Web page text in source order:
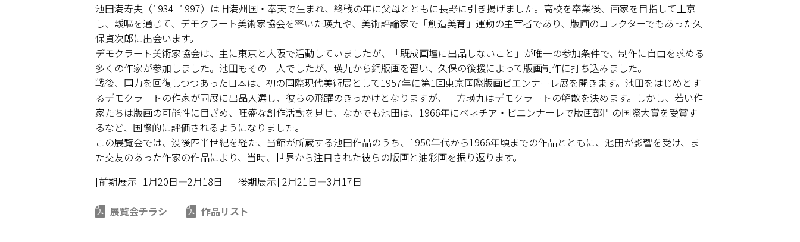
池田満寿夫（1934–1997）は旧満州国・奉天で生まれ、終戦の年に父母とともに長野に引き揚げました。高校を卒業後、画家を目指して上京
し、靉嘔を通じて、デモクラート美術家協会を率いた瑛九や、美術評論家で「創造美育」運動の主宰者であり、版画のコレクターでもあった久
保貞次郎に出会います。
デモクラート美術家協会は、主に東京と大阪で活動していましたが、「既成画壇に出品しないこと」が唯一の参加条件で、制作に自由を求める
多くの作家が参加しました。池田もその一人でしたが、瑛九から銅版画を習い、久保の後援によって版画制作に打ち込みました。
戦後、国力を回復しつつあった日本は、初の国際現代美術展として1957年に第1回東京国際版画ビエンナーレ展を開きます。池田をはじめとす
るデモクラートの作家が同展に出品入選し、彼らの飛躍のきっかけとなりますが、一方瑛九はデモクラートの解散を決めます。しかし、若い作
家たちは版画の可能性に目ざめ、旺盛な創作活動を見せ、なかでも池田は、1966年にベネチア・ビエンナーレで版画部門の国際大賞を受賞す
るなど、国際的に評価されるようになりました。
この展覧会では、没後四半世紀を経た、当館が所蔵する池田作品のうち、1950年代から1966年頃までの作品とともに、池田が影響を受け、ま
た交友のあった作家の作品により、当時、世界から注目された彼らの版画と油彩画を振り返ります。
[前期展示] 1月20日—2月18日 [後期展示] 2月21日—3月17日
展覧会チラシ 作品リスト